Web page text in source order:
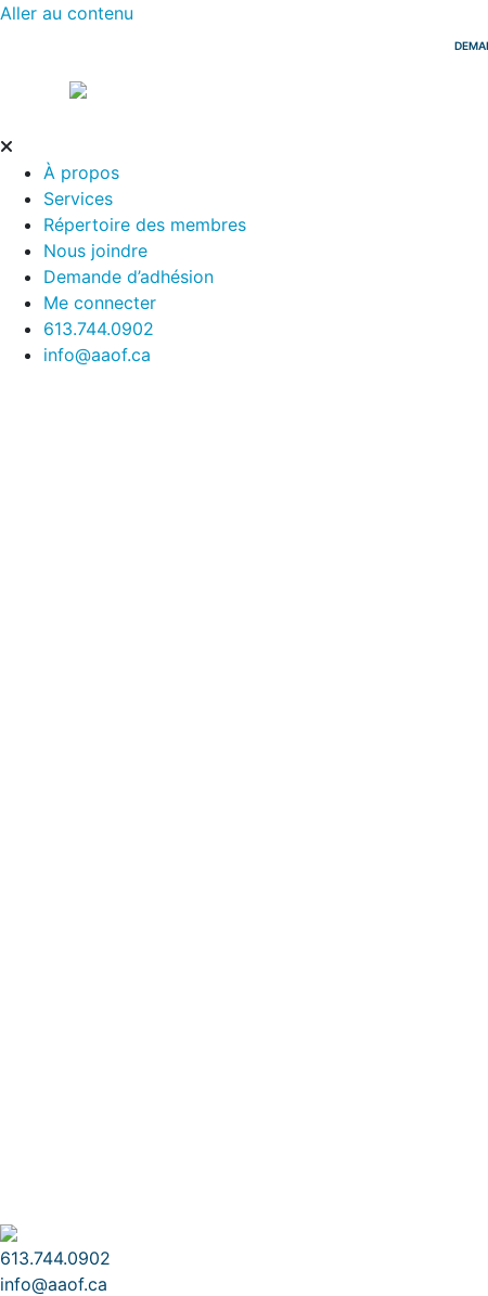
Aller au contenu
À propos
Services
Répertoire des membres
Nous joindre
Demande d’adhésion
Me connecter
613.744.0902
info@aaof.ca
613.744.0902
info@aaof.ca